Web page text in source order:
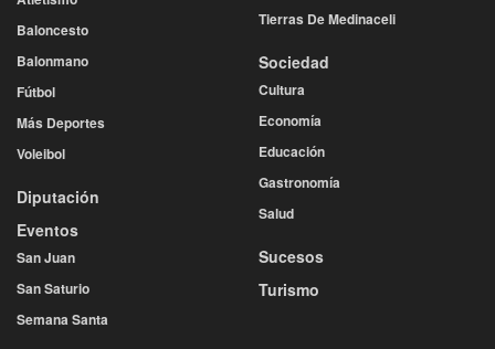
Baloncesto
Balonmano
Fútbol
Más Deportes
Voleibol
Diputación
Eventos
San Juan
San Saturio
Semana Santa
Tierras De Medinaceli
Sociedad
Cultura
Economía
Educación
Gastronomía
Salud
Sucesos
Turismo